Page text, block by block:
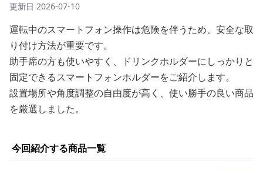
更新日 2026-07-10
運転中のスマートフォン操作は危険を伴うため、安全な取
り付け方法が重要です。
助手席の方も使いやすく、ドリンクホルダーにしっかりと
固定できるスマートフォンホルダーをご紹介します。
設置場所や角度調整の自由度が高く、使い勝手の良い商品
を厳選しました。
今回紹介する商品一覧